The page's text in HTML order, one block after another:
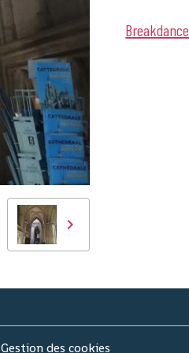
Breakdance
Gestion des cookies